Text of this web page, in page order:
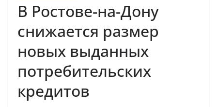
В Ростове-на-Дону
снижается размер
новых выданных
потребительских
кредитов